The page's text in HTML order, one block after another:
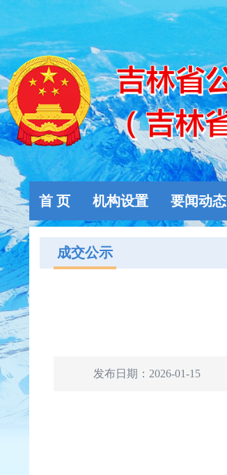
首 页 机构设置 要闻动态
成交公示
发布日期：2026-01-15